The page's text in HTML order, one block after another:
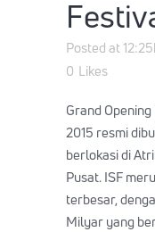
Posted at
0 Likes
Grand
2015 resmi
berlokasi di
Pusat. ISF
terbesar,
Milyar yang